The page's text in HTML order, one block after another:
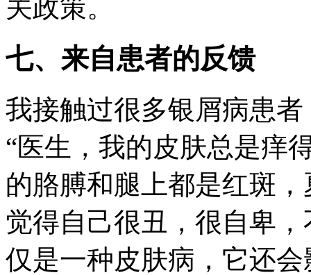
关政策。
七、来自患者的反馈
我接触过很多银屑病患
“医生，我的皮肤总是痒
的胳膊和腿上都是红斑
觉得自己很丑，很自卑
仅是一种皮肤病，它还